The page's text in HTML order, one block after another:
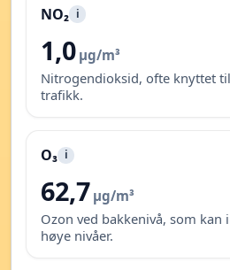
NO₂ i
1,0 µg/m³
Nitrogendioksid, ofte knyttet
trafikk.
O₃ i
62,7 µg/m³
Ozon ved bakkenivå, som kan
høye nivåer.